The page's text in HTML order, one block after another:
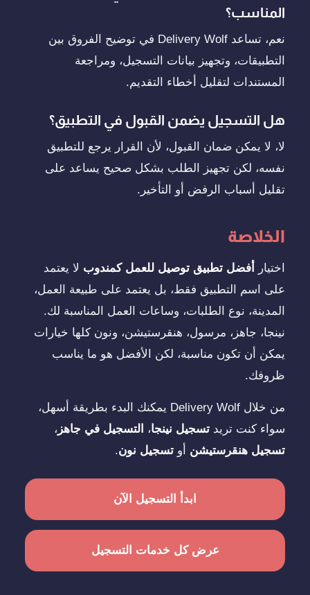
المناسب؟
نعم، تساعد Delivery Wolf في توضيح الفروق بين
التطبيقات، وتجهيز بيانات التسجيل، ومراجعة
المستندات لتقليل أخطاء التقديم.
هل التسجيل يضمن القبول في التطبيق؟
لا، لا يمكن ضمان القبول، لأن القرار يرجع للتطبيق
نفسه، لكن تجهيز الطلب بشكل صحيح يساعد على
تقليل أسباب الرفض أو التأخير.
الخلاصة
اختيار أفضل تطبيق توصيل للعمل كمندوب لا يعتمد
على اسم التطبيق فقط، بل يعتمد على طبيعة العمل،
المدينة، نوع الطلبات، وساعات العمل المناسبة لك.
نينجا، جاهز، مرسول، هنقرستيشن، ونون كلها خيارات
يمكن أن تكون مناسبة، لكن الأفضل هو ما يناسب
ظروفك.
من خلال Delivery Wolf يمكنك البدء بطريقة أسهل،
سواء كنت تريد تسجيل نينجا، التسجيل في جاهز ،
تسجيل هنقرستيشن أو تسجيل نون.
ابدأ التسجيل الآن
عرض كل خدمات التسجيل